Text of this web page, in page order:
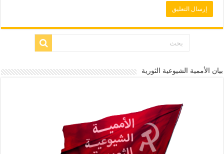
بيان الأممية الشيوعية الثورية